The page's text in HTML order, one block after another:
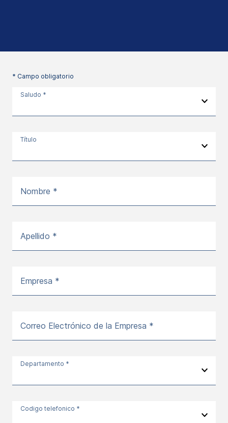
* Campo obligatorio
Saludo *
Título
Nombre *
Apellido *
Empresa *
Correo Electrónico de la Empresa *
Departamento *
Codigo telefonico *